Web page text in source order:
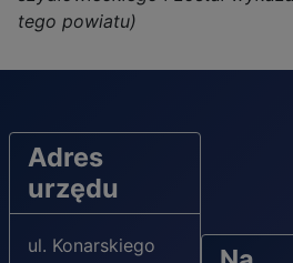
tego powiatu)
Adres
urzędu
ul. Konarskiego